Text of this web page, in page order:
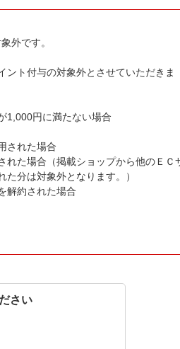
外です。
ント付与の対象外とさせていただきま
1,000円に満たない場合
された場合
れた場合（掲載ショップから他のＥＣ
分は対象外となります。）
解約された場合
さい